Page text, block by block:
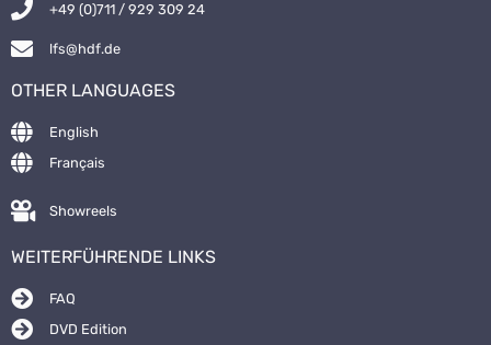
+49 (0)711 / 929 309 24
lfs@hdf.de
OTHER LANGUAGES
English
Français
Showreels
WEITERFÜHRENDE LINKS
FAQ
DVD Edition